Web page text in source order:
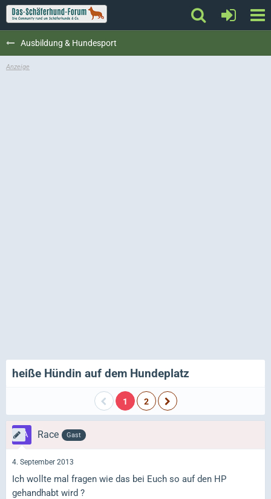
Ausbildung & Hundesport
heiße Hündin auf dem Hundeplatz
1 2
Race Gast
4. September 2013
Ich wollte mal fragen wie das bei Euch so auf den HP
gehandhabt wird ?